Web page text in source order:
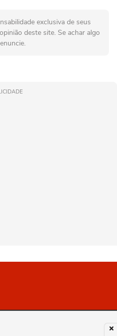
exclusiva de seus
deste site. Se achar algo